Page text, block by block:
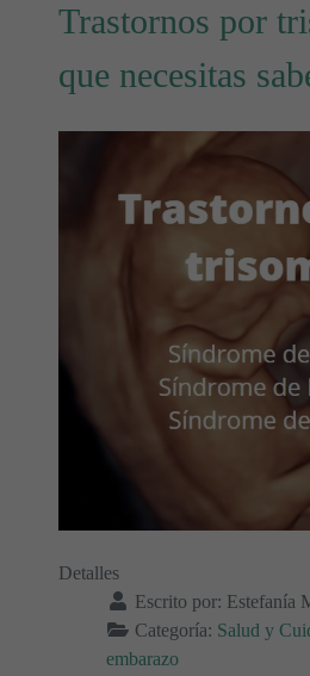
Trastornos por
que necesitas
Detalles
Escrito por: Estefanía
Categoría: Salud y
embarazo